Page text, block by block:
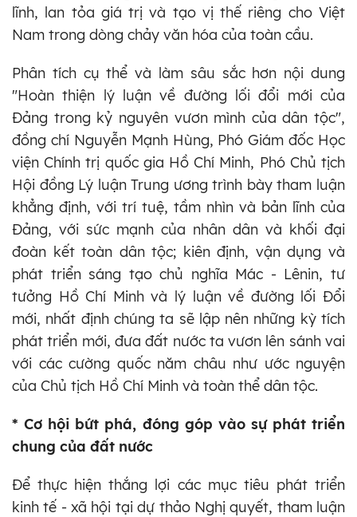
lĩnh, lan tỏa giá trị và tạo vị thế riêng cho Việt
Nam trong dòng chảy văn hóa của toàn cầu.
Phân tích cụ thể và làm sâu sắc hơn nội dung
"Hoàn thiện lý luận về đường lối đổi mới của
Đảng trong kỷ nguyên vươn mình của dân tộc",
đồng chí Nguyễn Mạnh Hùng, Phó Giám đốc Học
viện Chính trị quốc gia Hồ Chí Minh, Phó Chủ tịch
Hội đồng Lý luận Trung ương trình bày tham luận
khẳng định, với trí tuệ, tầm nhìn và bản lĩnh của
Đảng, với sức mạnh của nhân dân và khối đại
đoàn kết toàn dân tộc; kiên định, vận dụng và
phát triển sáng tạo chủ nghĩa Mác - Lênin, tư
tưởng Hồ Chí Minh và lý luận về đường lối Đổi
mới, nhất định chúng ta sẽ lập nên những kỳ tích
phát triển mới, đưa đất nước ta vươn lên sánh vai
với các cường quốc năm châu như ước nguyện
của Chủ tịch Hồ Chí Minh và toàn thể dân tộc.
* Cơ hội bứt phá, đóng góp vào sự phát triển
chung của đất nước
Để thực hiện thắng lợi các mục tiêu phát triển
kinh tế - xã hội tại dự thảo Nghị quyết, tham luận